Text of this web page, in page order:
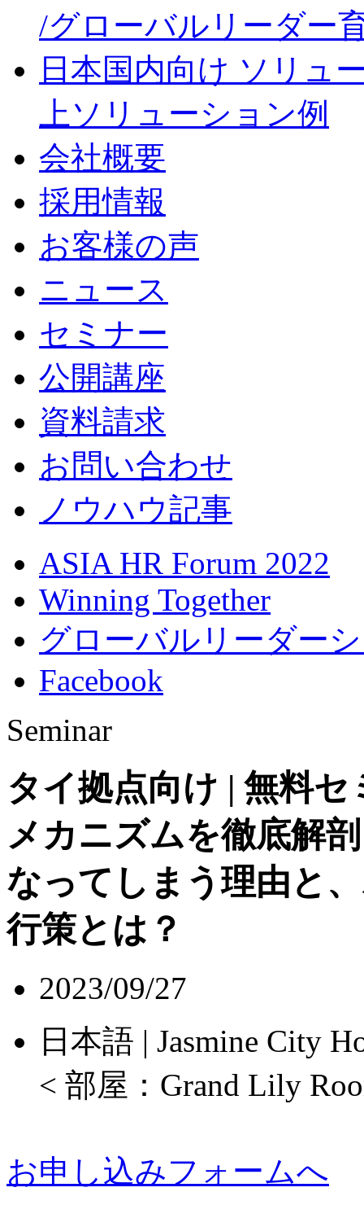
/グローバルリーダー
日本国内向け ソリュ
上ソリューション例
会社概要
採用情報
お客様の声
ニュース
セミナー
公開講座
資料請求
お問い合わせ
ノウハウ記事
ASIA HR Forum 2022
Winning Together
グローバルリーダー
Facebook
Seminar
タイ拠点向け | 無料セ
メカニズムを徹底解
なってしまう理由と
行策とは？
2023/09/27
日本語 | Jasmine City
< 部屋：Grand Lily
お申し込みフォームへ